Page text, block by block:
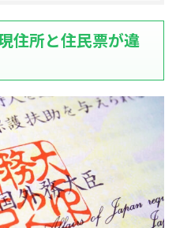
住所と住民票が違